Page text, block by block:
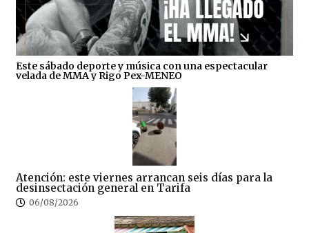
Este sábado deporte y música con una espectacular
velada de MMA y Rigo Pex-MENEO
Atención: este viernes arrancan seis días para la
desinsectación general en Tarifa
06/08/2026